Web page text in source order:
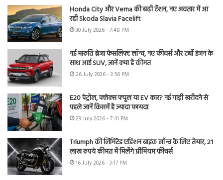
Honda City और Verna की बढ़ी टेंशन, नए अवतार में आ
रही Skoda Slavia Facelift
30 July 2026 - 7:48 PM
नई मारुति ब्रेजा फेसलिफ्ट लॉन्च, नए फीचर्स और टर्बो इंजन के
साथ आई SUV, जानें क्या है कीमत
26 July 2026 - 3:56 PM
E20 पेट्रोल, फ्लेक्स फ्यूल या EV कार? नई गाड़ी खरीदने से
पहले जानें किसमें है ज्यादा फायदा
23 July 2026 - 7:41 PM
Triumph की लिमिटेड एडिशन बाइक लॉन्च के लिए तैयार, 21
लाख रुपये कीमत में मिलेंगे प्रीमियम फीचर्स
16 July 2026 - 3:17 PM